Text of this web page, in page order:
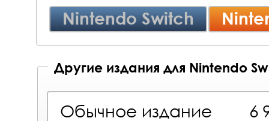
Nintendo Switch
Другие издания для Nintendo
Обычное издание 6